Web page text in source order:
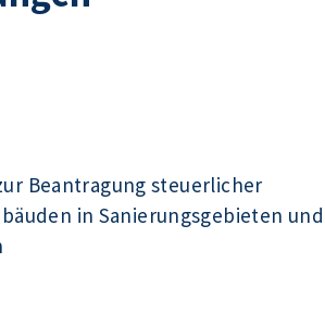
Beantragung steuerlicher
in Sanierungsgebieten und